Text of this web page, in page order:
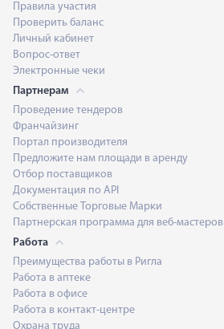
Правила участия
Проверить баланс
Личный кабинет
Вопрос-ответ
Электронные чеки
Партнерам
Проведение тендеров
Франчайзинг
Портал производителя
Предложите нам площади в аренду
Отбор поставщиков
Документация по API
Собственные Торговые Марки
Партнерская программа для веб-мастеров
Работа
Преимущества работы в Ригла
Работа в аптеке
Работа в офисе
Работа в контакт-центре
Охрана труда